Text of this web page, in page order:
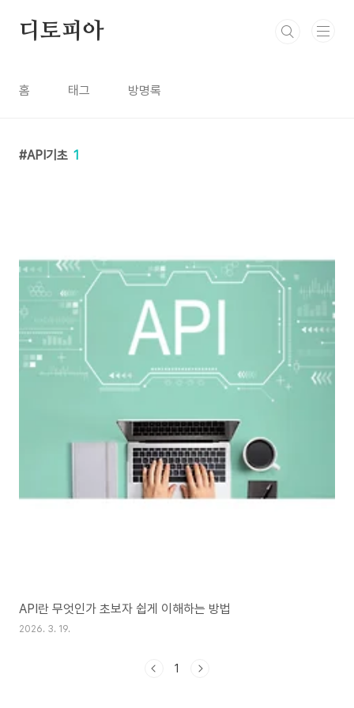
디토피아
홈 태그 방명록
API기초 1
API란 무엇인가 초보자 쉽게 이해하는 방법
2026. 3. 19.
1